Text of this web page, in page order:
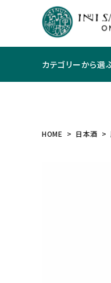
カテゴリーから選
HOME
日本酒